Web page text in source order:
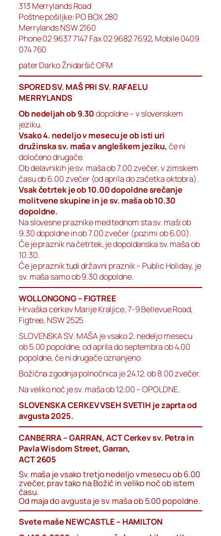
313 Merrylands Road
Poštne pošiljke: PO BOX 280
Merrylands NSW 2160
Phone 02 9637 7147 Fax 02 9682 7692, Mobile 0409
074 760
pater Darko Žnidaršič OFM
SPORED SV. MAŠ PRI SV. RAFAELU
MERRYLANDS
Ob nedeljah ob 9.30dopoldne – v slovenskem
jeziku.
Vsako 4. nedeljo v mesecu je ob isti uri
družinska sv. maša v angleškem jeziku, če ni
določeno drugače.
Ob delavnikih je sv. maša ob 7.00 zvečer, v zimskem
času ob 6.00 zvečer (od aprila do začetka oktobra).
Vsak četrtek je ob 10.00 dopoldne srečanje
molitvene skupine in je sv. maša ob 10.30
dopoldne.
Na slovesne praznike med tednom sta sv. maši ob
9.30 dopoldne in ob 7.00 zvečer (pozimi ob 6.00).
Če je praznik na četrtek, je dopoldanska sv. maša ob
10.30.
Če je praznik tudi državni praznik – Public Holiday, je
sv. maša samo ob 9.30 dopoldne.
WOLLONGONG – FIGTREE
Hrvaška cerkev Marije Kraljice, 7-9 Bellevue Road,
Figtree, NSW 2525
SLOVENSKA SV. MAŠA je vsako 2. nedeljo mesecu
ob 5.00 popoldne, od aprila do septembra ob 4.00
popoldne, če ni drugače oznanjeno.
Božična zgodnja polnočnica je 24.12. ob 8.00 zvečer.
Na veliko noč je sv. maša ob 12.00 – OPOLDNE.
SLOVENSKA CERKEV VSEH SVETIH je zaprta od
avgusta 2025.
CANBERRA – GARRAN, ACT Cerkev sv. Petra in
Pavla Wisdom Street, Garran,
ACT 2605
Sv. maša je vsako tretjo nedeljo v mesecu ob 6.00
zvečer, prav tako na Božič in veliko noč ob istem
času.
Od maja do avgusta je sv. maša ob 5.00 popoldne.
Svete maše NEWCASTLE – HAMILTON